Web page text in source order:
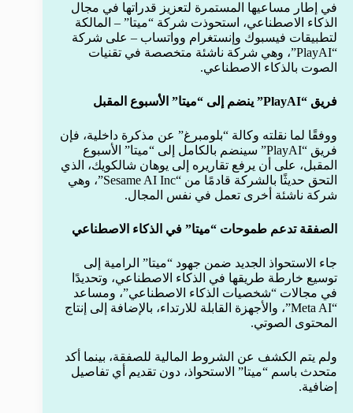
في إطار مساعيها المستمرة لتعزيز قدراتها في مجال
الذكاء الاصطناعي، استحوذت شركة “ميتا” – المالكة
لتطبيقات فيسبوك وإنستغرام وواتساب – على شركة
“PlayAI”، وهي شركة ناشئة متخصصة في تقنيات
الصوت بالذكاء الاصطناعي.
فريق “PlayAI” ينضم إلى “ميتا” الأسبوع المقبل
ووفقًا لما نقلته وكالة “بلومبرغ” عن مذكرة داخلية، فإن
فريق “PlayAI” سينضم بالكامل إلى “ميتا” الأسبوع
المقبل، على أن يرفع تقاريره إلى يوهان شالكويك، الذي
التحق حديثًا بالشركة قادمًا من “Sesame AI Inc”، وهي
شركة ناشئة أخرى تعمل في نفس المجال.
الصفقة تدعم طموحات “ميتا” في الذكاء الاصطناعي
جاء الاستحواذ الجديد ضمن جهود “ميتا” الرامية إلى
توسيع خارطة طريقها في الذكاء الاصطناعي، وتحديدًا
في مجالات “شخصيات الذكاء الاصطناعي”، ومساعد
“Meta AI”، والأجهزة القابلة للارتداء، بالإضافة إلى إنتاج
المحتوى الصوتي.
ولم يتم الكشف عن الشروط المالية للصفقة، بينما أكد
متحدث باسم “ميتا” الاستحواذ، دون تقديم أي تفاصيل
إضافية.